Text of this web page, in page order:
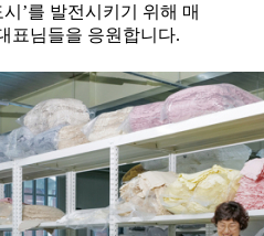
’를 발전시키기 위해 매
표님들을 응원합니다.